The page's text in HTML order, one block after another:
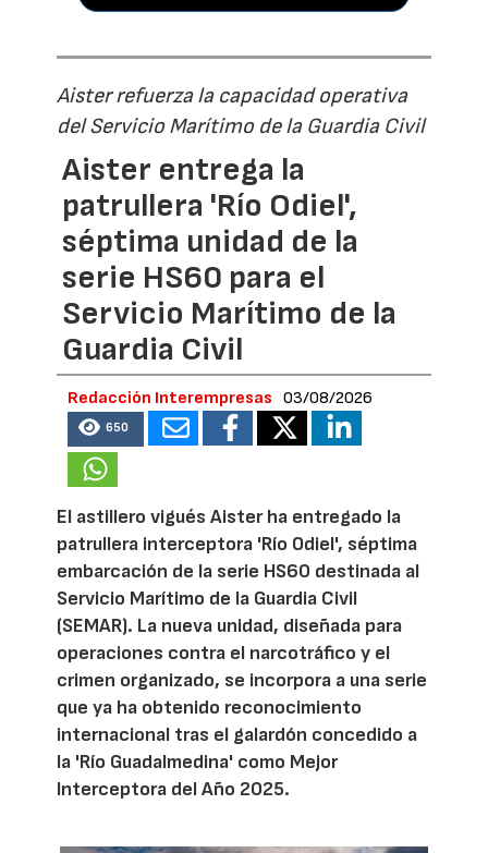
Aister refuerza la capacidad operativa
del Servicio Marítimo de la Guardia Civil
Aister entrega la
patrullera 'Río Odiel',
séptima unidad de la
serie HS60 para el
Servicio Marítimo de la
Guardia Civil
Redacción Interempresas 03/08/2026
650
El astillero vigués Aister ha entregado la
patrullera interceptora 'Río Odiel', séptima
embarcación de la serie HS60 destinada al
Servicio Marítimo de la Guardia Civil
(SEMAR). La nueva unidad, diseñada para
operaciones contra el narcotráfico y el
crimen organizado, se incorpora a una serie
que ya ha obtenido reconocimiento
internacional tras el galardón concedido a
la 'Río Guadalmedina' como Mejor
Interceptora del Año 2025.